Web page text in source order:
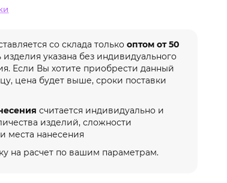
со склада толькооптом от 50
изделия указана без индивидуального
Если Вы хотите приобрести данный
цена будет выше, сроки поставки
считается индивидуально и
изделий, сложности
места нанесения
на расчет по вашим параметрам.